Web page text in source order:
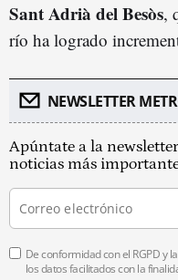
Sant Adrià del Besòs,
río ha logrado
NEWSLETTER
Apúntate a la
noticias más
De conformidad con el RGPD y
los datos facilitados con la